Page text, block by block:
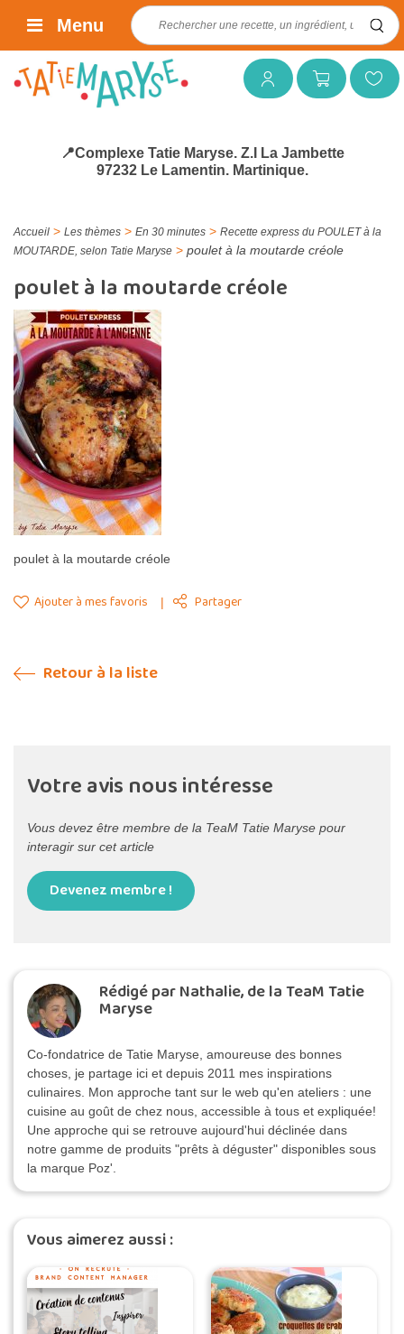
Mon compteMon panierMes favoris
Rechercher :
Menu
📍Complexe Tatie Maryse. Z.I La Jambette
97232 Le Lamentin. Martinique.
Accueil > Les thèmes > En 30 minutes > Recette express du POULET à la
MOUTARDE, selon Tatie Maryse > poulet à la moutarde créole
poulet à la moutarde créole
poulet à la moutarde créole
Ajouter à mes favoris Partager
Retour à la liste
Votre avis nous intéresse
Vous devez être membre de la TeaM Tatie Maryse pour
interagir sur cet article
Devenez membre !
Rédigé par Nathalie, de la TeaM Tatie
Maryse
Co-fondatrice de Tatie Maryse, amoureuse des bonnes
choses, je partage ici et depuis 2011 mes inspirations
culinaires. Mon approche tant sur le web qu'en ateliers : une
cuisine au goût de chez nous, accessible à tous et expliquée!
Une approche qui se retrouve aujourd'hui déclinée dans
notre gamme de produits "prêts à déguster" disponibles sous
la marque Poz'.
Vous aimerez aussi :